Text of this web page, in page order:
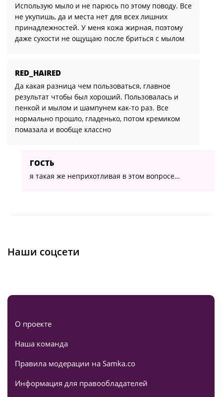
Использую мыло и не парюсь по этому поводу. Все
не укупишь, да и места нет для всех лишних
принадлежностей. У меня кожа жирная, поэтому
даже сухости не ощущаю после бриться с мылом
RED_HAIRED
Да какая разница чем пользоваться, главное
результат чтобы был хороший. Пользовалась и
пенкой и мылом и шампунем как-то раз. Все
нормально прошло, гладенько, потом кремиком
помазала и вообще классно
ГОСТЬ
я такая же неприхотливая в этом вопросе…
Наши соцсети
О проекте
Наша команда
Правила модерации на Samka.co
Информация для правообладателей